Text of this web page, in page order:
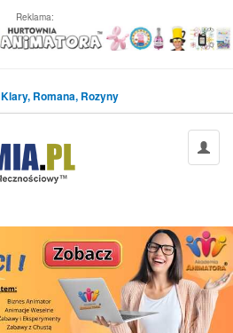
Reklama:
Klary, Romana, Rozyny